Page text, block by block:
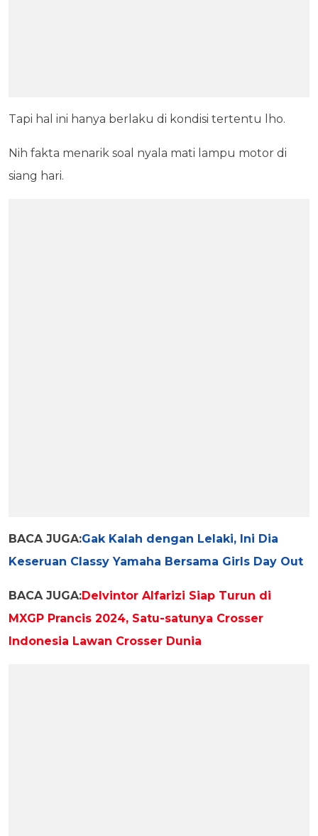
Tapi hal ini hanya berlaku di kondisi tertentu lho.
Nih fakta menarik soal nyala mati lampu motor di
siang hari.
BACA JUGA:Gak Kalah dengan Lelaki, Ini Dia
Keseruan Classy Yamaha Bersama Girls Day Out
BACA JUGA:Delvintor Alfarizi Siap Turun di
MXGP Prancis 2024, Satu-satunya Crosser
Indonesia Lawan Crosser Dunia